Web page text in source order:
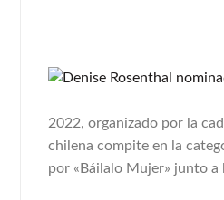
2022, organizado por la
chilena compite en la
por «Báilalo Mujer» junto a